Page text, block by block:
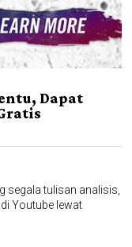
Dapat
segala tulisan analisis,
Youtube lewat